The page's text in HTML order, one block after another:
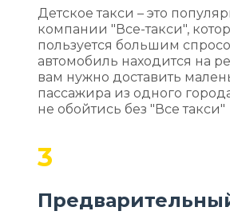
Детское такси – это
компании "Все-такси",
пользуется большим
автомобиль находится на
вам нужно доставить
пассажира из одного
не обойтись без "Все такси"
3